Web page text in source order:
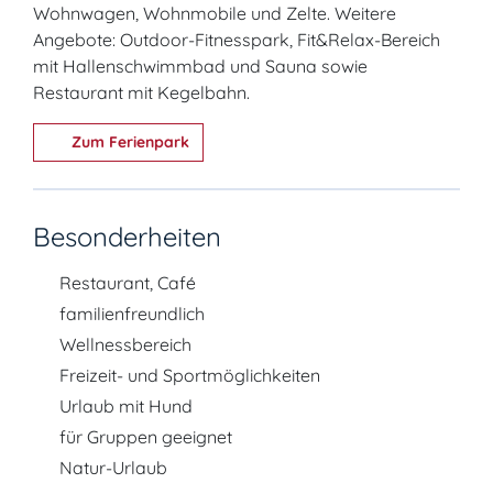
Wohnwagen, Wohnmobile und Zelte. Weitere
Angebote: Outdoor-Fitnesspark, Fit&Relax-Bereich
mit Hallenschwimmbad und Sauna sowie
Restaurant mit Kegelbahn.
Zum Ferienpark
Besonderheiten
Restaurant, Café
familienfreundlich
Wellnessbereich
Freizeit- und Sportmöglichkeiten
Urlaub mit Hund
für Gruppen geeignet
Natur-Urlaub